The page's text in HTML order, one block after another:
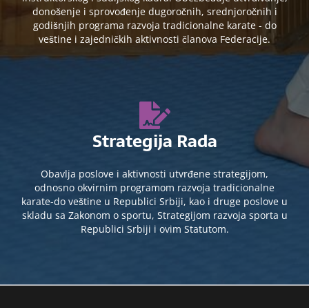
donošenje i sprovođenje dugoročnih, srednjoročnih i
godišnjih programa razvoja tradicionalne karate - do
veštine i zajedničkih aktivnosti članova Federacije.
Strategija Rada
Obavlja poslove i aktivnosti utvrđene strategijom,
odnosno okvirnim programom razvoja tradicionalne
karate-do veštine u Republici Srbiji, kao i druge poslove u
skladu sa Zakonom o sportu, Strategijom razvoja sporta u
Republici Srbiji i ovim Statutom.